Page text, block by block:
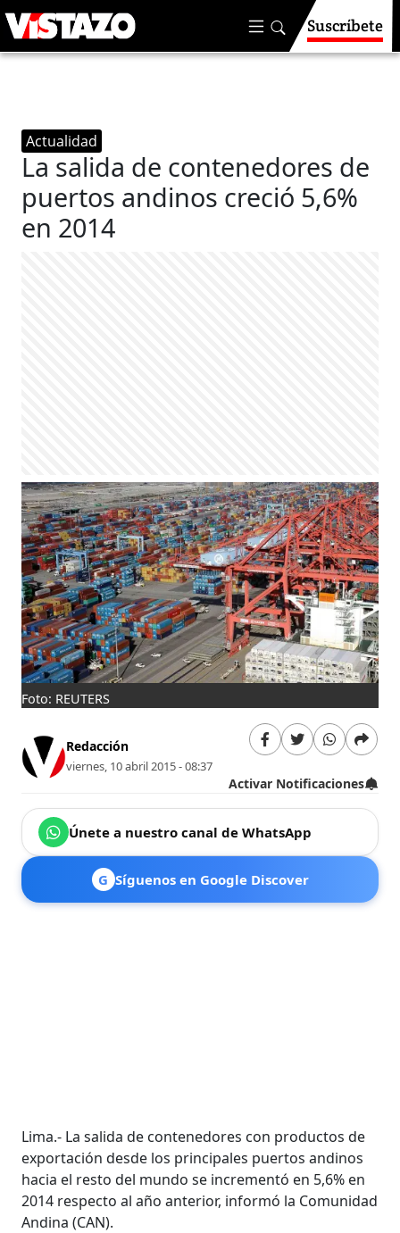
Suscríbete
Actualidad
La salida de contenedores de
puertos andinos creció 5,6%
en 2014
Foto: REUTERS
Redacción
viernes, 10 abril 2015 - 08:37
Activar Notificaciones
Únete a nuestro canal de WhatsApp
G Síguenos en Google Discover
Lima.- La salida de contenedores con productos de
exportación desde los principales puertos andinos
hacia el resto del mundo se incrementó en 5,6% en
2014 respecto al año anterior, informó la Comunidad
Andina (CAN).